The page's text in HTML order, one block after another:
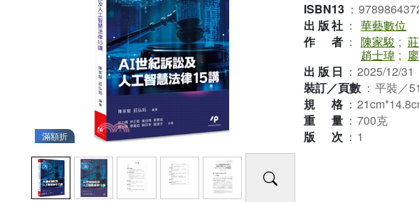
滿額折
ISBN13 ：
出版社 ： 華藝數位
作者 ： 陳家駿 ;
趙士瑋 ;
出版日 ： 2025/12/31
裝訂／頁數 ： 平裝／
規格 ：
重量 ： 700克
版次 ： 1